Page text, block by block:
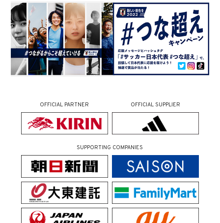
OFFICIAL PARTNER OFFICIAL SUPPLIER
SUPPORTING COMPANIES